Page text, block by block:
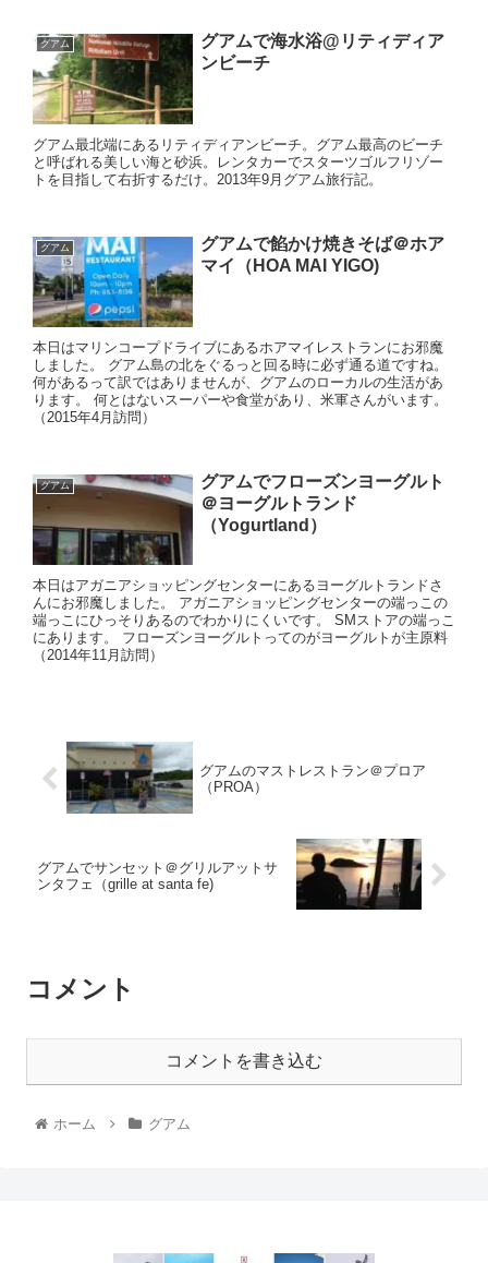
グアム
グアムで海水浴@リティディア
ンビーチ
グアム最北端にあるリティディアンビーチ。グアム最高のビーチ
と呼ばれる美しい海と砂浜。レンタカーでスターツゴルフリゾー
トを目指して右折するだけ。2013年9月グアム旅行記。
グアム
グアムで餡かけ焼きそば＠ホア
マイ（HOA MAI YIGO)
本日はマリンコープドライブにあるホアマイレストランにお邪魔
しました。 グアム島の北をぐるっと回る時に必ず通る道ですね。
何があるって訳ではありませんが、グアムのローカルの生活があ
ります。 何とはないスーパーや食堂があり、米軍さんがいます。
（2015年4月訪問）
グアム
グアムでフローズンヨーグルト
＠ヨーグルトランド
（Yogurtland）
本日はアガニアショッピングセンターにあるヨーグルトランドさ
んにお邪魔しました。 アガニアショッピングセンターの端っこの
端っこにひっそりあるのでわかりにくいです。 SMストアの端っこ
にあります。 フローズンヨーグルトってのがヨーグルトが主原料
（2014年11月訪問）
グアムのマストレストラン＠プロア
（PROA）
グアムでサンセット＠グリルアットサ
ンタフェ（grille at santa fe)
コメント
コメントを書き込む
ホーム グアム